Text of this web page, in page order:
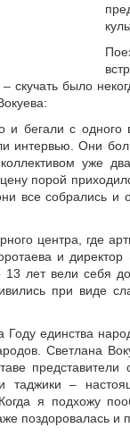
было
бегали с одного
интервью. Они
уже
порой
все собрались и
центра, где
и
лет вели себя
при виде
единства
Светлана
представители
–
я подхожу
поздоровалась и